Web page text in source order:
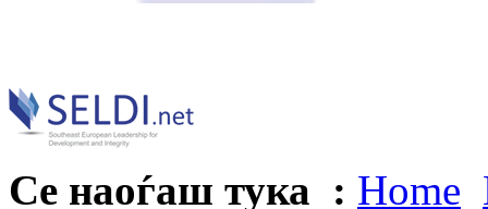
Се наоѓаш тука : Home